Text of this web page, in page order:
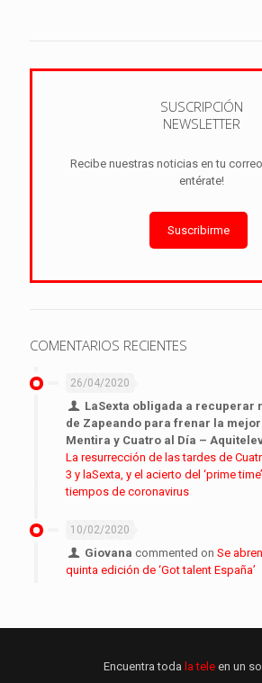
SUSCRIPCIÓN
NEWSLETTER
Recibe nuestras noticias en tu
entérate!
Suscribirme
COMENTARIOS RECIENTES
26/04/2020
LaSexta obligada a recuperar
de Zapeando para frenar la
Mentira y Cuatro al Día –
La resurrección de las tardes de
3 y laSexta, y el acierto del ‘prime
tiempos de coronavirus
10/02/2020
Giovana commented onSe
quinta edición de ‘Got talent España’
Encuentra toda la tele en un